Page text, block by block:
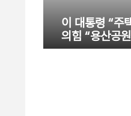
이 대통령 “주
의힘 “용산공